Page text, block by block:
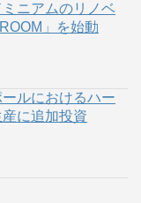
ニアムのリノベ
」を始動
ルにおけるハー
に追加投資